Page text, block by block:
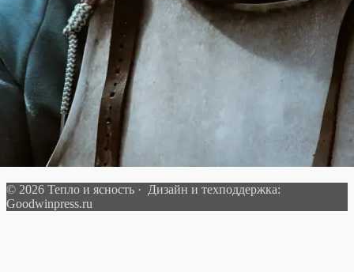
© 2026 Тепло и ясность · Дизайн и техподдержка:
Goodwinpress.ru